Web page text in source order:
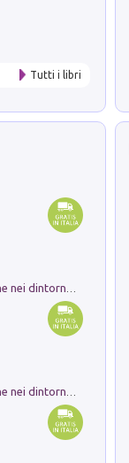
Tutti i libri